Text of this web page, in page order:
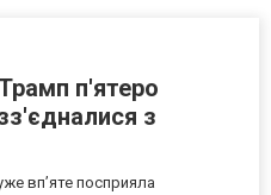
п'ятеро
з
впʼяте посприяла